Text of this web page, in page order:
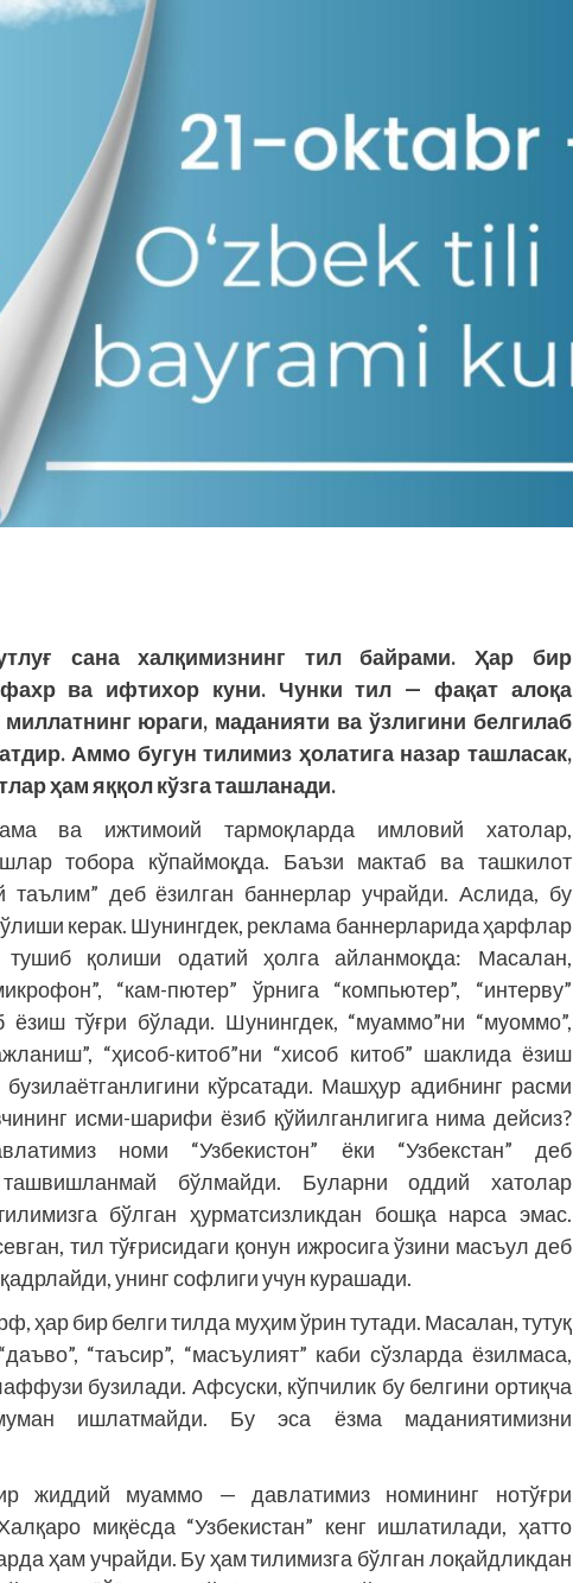
сана халқимизнинг тил байрами.Ҳар бир
фахр ва ифтихор куни. Чунки тил — фақат алоқа
юраги, маданияти ва ўзлигини белгилаб
Аммо бугун тилимиз ҳолатиганазар ташласак,
ҳамяққол кўзга ташланади.
ва ижтимоий тармоқларда имловий хатолар,
тобора кўпаймоқда. Баъзи мактаб ва ташкилот
таълим” деб ёзилган баннерлар учрайди. Аслида, бу
керак. Шунингдек, реклама баннерларида ҳарфлар
қолиши одатий ҳолга айланмоқда: Масалан,
“кам-пютер” ўрнига “компьютер”, “интерву”
ёзиш тўғри бўлади. Шунингдек, “муаммо”ни “муоммо”,
“ҳисоб-китоб”ни “хисоб китоб” шаклида ёзиш
кўрсатади. Машҳур адибнинг расми
исми-шарифи ёзиб қўйилганлигига нима дейсиз?
номи “Узбекистон” ёки “Узбекстан” деб
ташвишланмай бўлмайди. Буларни оддий хатолар
бўлган ҳурматсизликдан бошқа нарса эмас.
тил тўғрисидаги қонун ижросига ўзини масъул деб
унинг софлиги учун курашади.
ҳар бир белги тилда муҳим ўрин тутади. Масалан, тутуқ
“таъсир”, “масъулият” каби сўзларда ёзилмаса,
бузилади. Афсуски, кўпчилик бу белгини ортиқча
ишлатмайди. Бу эса ёзма маданиятимизни
жиддий муаммо — давлатимиз номининг нотўғри
миқёсда “Узбекистан” кенг ишлатилади, ҳатто
ҳам учрайди. Бу ҳам тилимизга бўлган лоқайдликдан